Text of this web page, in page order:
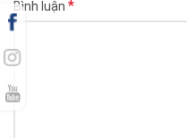
Bình luận *